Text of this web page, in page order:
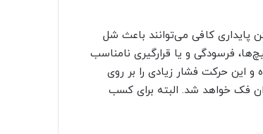
پایداری کافی می‌توانند باعث شل
فرسودگی و یا قرارگیری نامناسب
و این حرکت فشار زیادی را بر روی
فک خواهد شد. البته برای کسب